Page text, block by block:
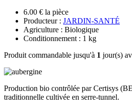
6.00 € la pièce
Producteur : JARDIN-SANTÉ
Agriculture : Biologique
Conditionnement : 1 kg
Produit commandable jusqu'à 1 jour(s)
Production bio contrôlée par Certisys
traditionnelle cultivée en serre-tunnel.